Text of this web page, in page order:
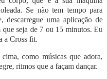
Se não tem tempo para
descarregue uma aplicação de
que seja de 7 ou 15 minutos. Eu
a Cross fit.
como músicas que adora,
ritmos que a façam dançar.